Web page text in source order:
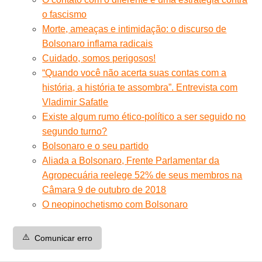
o fascismo
Morte, ameaças e intimidação: o discurso de
Bolsonaro inflama radicais
Cuidado, somos perigosos!
“Quando você não acerta suas contas com a
história, a história te assombra”. Entrevista com
Vladimir Safatle
Existe algum rumo ético-político a ser seguido no
segundo turno?
Bolsonaro e o seu partido
Aliada a Bolsonaro, Frente Parlamentar da
Agropecuária reelege 52% de seus membros na
Câmara 9 de outubro de 2018
O neopinochetismo com Bolsonaro
⚠️ Comunicar erro